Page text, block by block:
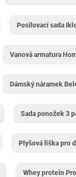
Posilovací sada
Vanová armatura
Dámský náramek
Sada ponožek 3
Plyšová liška pro
Whey protein